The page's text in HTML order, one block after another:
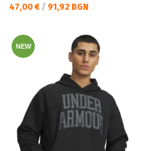
Текуща цена:
47,00 € / 91,92 BGN
NEW